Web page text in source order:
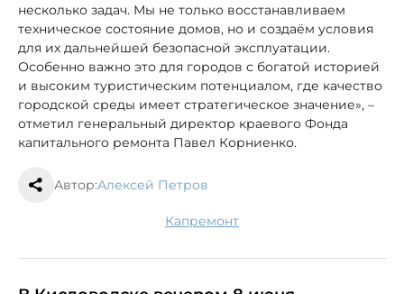
несколько задач. Мы не только восстанавливаем
техническое состояние домов, но и создаём условия
для их дальнейшей безопасной эксплуатации.
Особенно важно это для городов с богатой историей
и высоким туристическим потенциалом, где качество
городской среды имеет стратегическое значение», –
отметил генеральный директор краевого Фонда
капитального ремонта Павел Корниенко.
Автор:Алексей Петров
капремонт